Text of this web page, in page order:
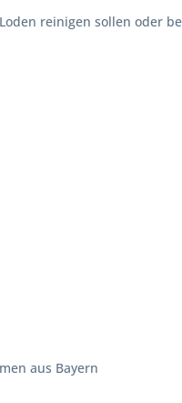
reinigen sollen oder
aus Bayern